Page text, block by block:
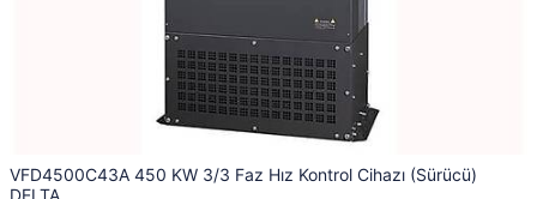
VFD4500C43A 450 KW 3/3 Faz Hız Kontrol Cihazı (Sürücü)
DELTA